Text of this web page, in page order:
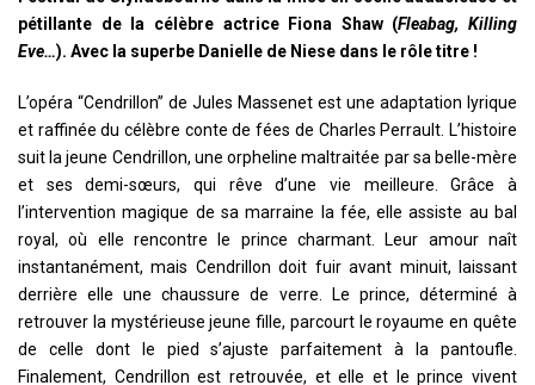
pétillante de la célèbre actrice Fiona Shaw (Fleabag, Killing
Eve…). Avec la superbe Danielle de Niese dans le rôle titre !
L’opéra “Cendrillon” de Jules Massenet est une adaptation lyrique
et raffinée du célèbre conte de fées de Charles Perrault. L’histoire
suit la jeune Cendrillon, une orpheline maltraitée par sa belle-mère
et ses demi-sœurs, qui rêve d’une vie meilleure. Grâce à
l’intervention magique de sa marraine la fée, elle assiste au bal
royal, où elle rencontre le prince charmant. Leur amour naît
instantanément, mais Cendrillon doit fuir avant minuit, laissant
derrière elle une chaussure de verre. Le prince, déterminé à
retrouver la mystérieuse jeune fille, parcourt le royaume en quête
de celle dont le pied s’ajuste parfaitement à la pantoufle.
Finalement, Cendrillon est retrouvée, et elle et le prince vivent